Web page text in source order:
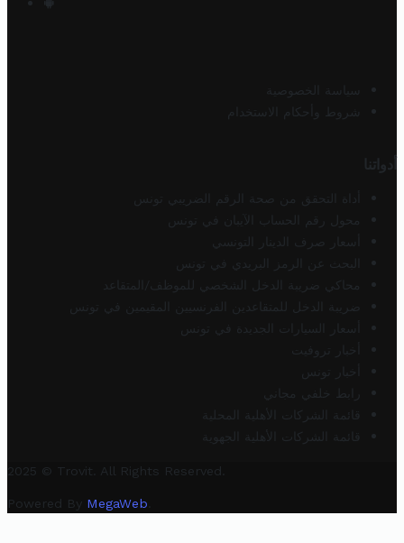
سياسة الخصوصية
شروط وأحكام الاستخدام
أدواتنا
أداة التحقق من صحة الرقم الضريبي تونس
محول رقم الحساب الآيبان في تونس
أسعار صرف الدينار التونسي
البحث عن الرمز البريدي في تونس
محاكي ضريبة الدخل الشخصي للموظف/المتقاعد
ضريبة الدخل للمتقاعدين الفرنسيين المقيمين في تونس
أسعار السيارات الجديدة في تونس
أخبار تروفيت
أخبار تونس
رابط خلفي مجاني
قائمة الشركات الأهلية المحلية
قائمة الشركات الأهلية الجهوية
2025 © Trovit. All Rights Reserved.
Powered By MegaWeb